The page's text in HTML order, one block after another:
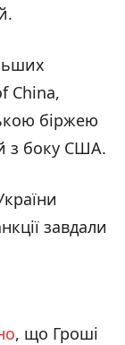
China,
біржею
з боку США.
завдали
, що Гроші